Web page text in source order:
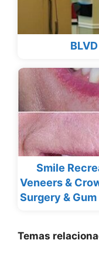
Smile
Veneers &
Surgery &
Temas